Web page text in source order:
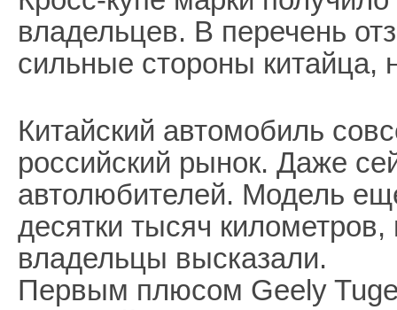
владельцев. В перечень
сильные стороны китайца,
Китайский автомобиль
российский рынок. Даже
автолюбителей. Модель
десятки тысяч
владельцы высказали.
Первым плюсом Geely